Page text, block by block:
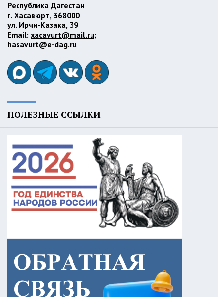
Республика Дагестан
г. Хасавюрт, 368000
ул. Ирчи-Казака, 39
Email: xacavurt@mail.ru;
hasavurt@e-dag.ru
ПОЛЕЗНЫЕ ССЫЛКИ